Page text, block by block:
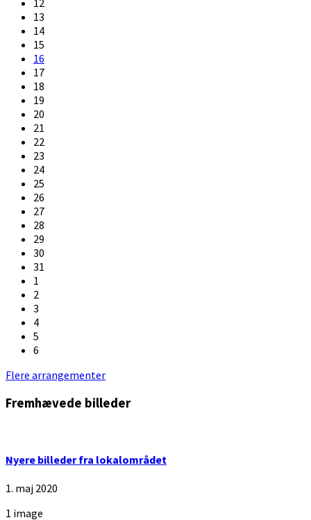
12
13
14
15
16
17
18
19
20
21
22
23
24
25
26
27
28
29
30
31
1
2
3
4
5
6
Back
calendar
Flere arrangementer
Fremhævede billeder
Nyere billeder fra lokalområdet
1. maj 2020
1 image